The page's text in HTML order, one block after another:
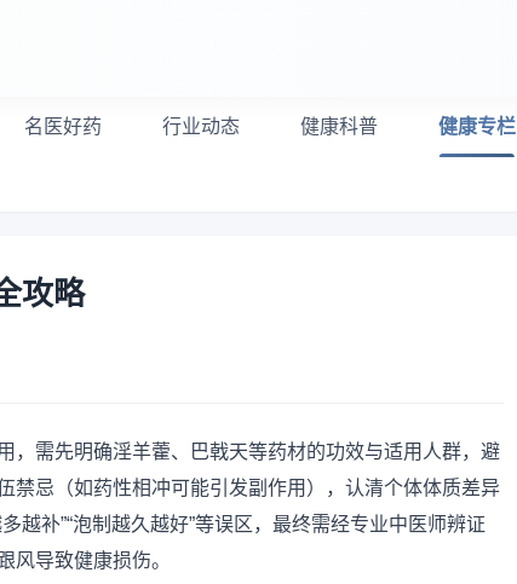
名医好药 行业动态 健康科普 健康专栏
攻略
，需先明确淫羊藿、巴戟天等药材的功效与适用人群，避
禁忌（如药性相冲可能引发副作用），认清个体体质差异
越补”“泡制越久越好”等误区，最终需经专业中医师辨证
风导致健康损伤。